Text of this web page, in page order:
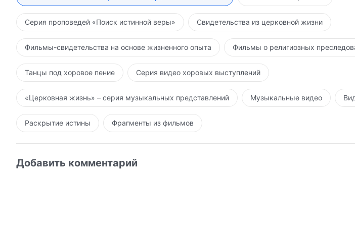
Серия проповедей «Поиск истинной веры» Свидетельства из церковной жизни
Фильмы-свидетельства на основе жизненного опыта Фильмы о религиозных
Танцы под хоровое пение Серия видео хоровых выступлений
«Церковная жизнь» – серия музыкальных представлений Музыкальные видео
Раскрытие истины Фрагменты из фильмов
Добавить комментарий